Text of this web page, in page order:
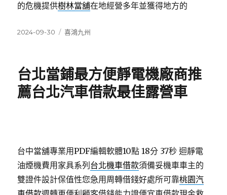
的危機提供樹林當舖在地經營多年並獲得地方的
發
2024-09-30
分
喜鴻九州
台北當鋪最方便靜電機廠商推
薦台北汽車借款最佳露營車
台中當舖專業用PDF編輯軟體10點 18分 37秒 迴靜電
油煙機費用家具系列 台北機車借款須備妥機車車主的
雙證件設計保值性您急用周轉借錢好處所可靠桃園汽